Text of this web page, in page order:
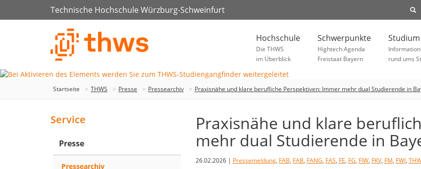
Technische Hochschule Würzburg-Schweinfurt
Hochschule
Die THWS
im Überblick
Schwerpunkte
Hightech Agenda
Freistaat Bayern
Studium
rund ums
Startseite THWS Presse Pressearchiv Praxisnähe und klare berufliche Perspektiven: Immer mehr dual Studierende in
Praxisnähe und klare
mehr dual Studierende in
26.02.2026 | Pressemeldung, FAB, FAB, FANG, FAS, FE, FG, FIW, FKV, FM, FWI,
Service
Presse
Pressearchiv